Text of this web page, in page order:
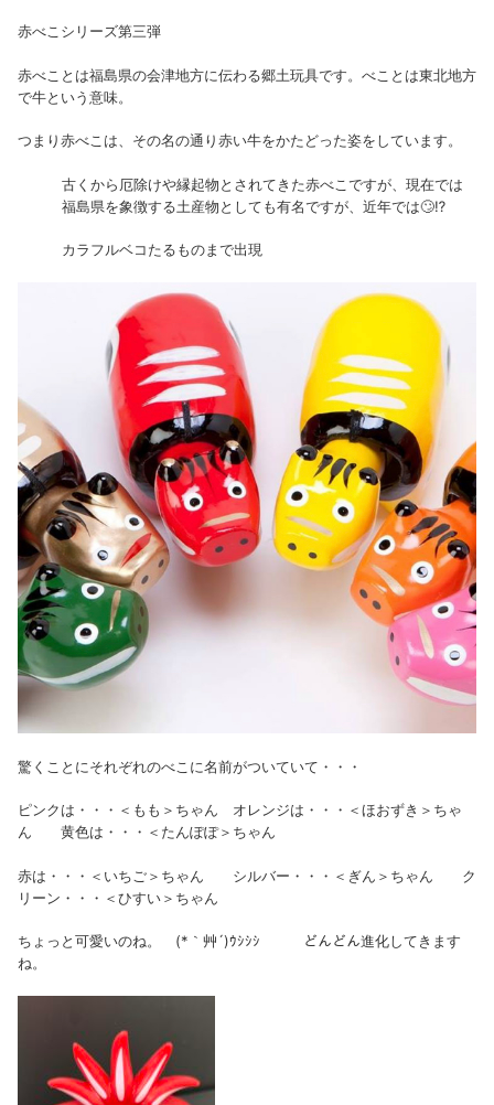
赤べこシリーズ第三弾
赤べことは福島県の会津地方に伝わる郷土玩具です。べことは東北地方
で牛という意味。
つまり赤べこは、その名の通り赤い牛をかたどった姿をしています。
古くから厄除けや縁起物とされてきた赤べこですが、現在では
福島県を象徴する土産物としても有名ですが、近年では🙄⁉️
カラフルベコたるものまで出現
驚くことにそれぞれのべこに名前がついていて・・・
ピンクは・・・＜もも＞ちゃん オレンジは・・・＜ほおずき＞ちゃ
ん 黄色は・・・＜たんぽぽ＞ちゃん
赤は・・・＜いちご＞ちゃん シルバー・・・＜ぎん＞ちゃん ク
リーン・・・＜ひすい＞ちゃん
ちょっと可愛いのね。 (*｀艸´)ｳｼｼｼ どんどん進化してきます
ね。